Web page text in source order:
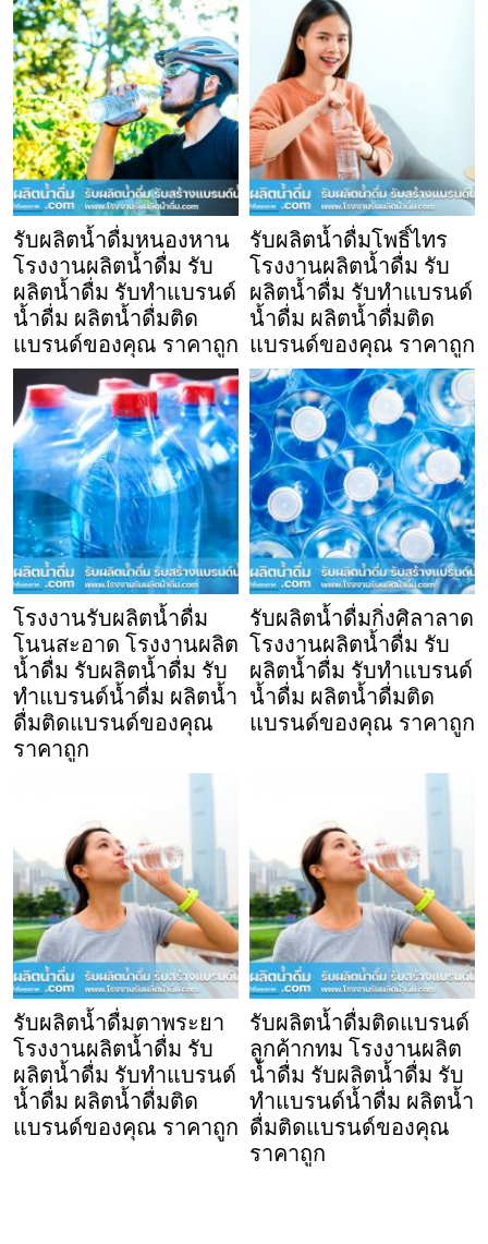
รับผลิตน้ำดื่มหนองหาน
โรงงานผลิตน้ำดื่ม รับ
ผลิตน้ำดื่ม รับทำแบรนด์
น้ำดื่ม ผลิตน้ำดื่มติด
แบรนด์ของคุณ ราคาถูก
รับผลิตน้ำดื่มโพธิ์ไทร
โรงงานผลิตน้ำดื่ม รับ
ผลิตน้ำดื่ม รับทำแบรนด์
น้ำดื่ม ผลิตน้ำดื่มติด
แบรนด์ของคุณ ราคาถูก
โรงงานรับผลิตน้ำดื่ม
โนนสะอาด โรงงานผลิต
น้ำดื่ม รับผลิตน้ำดื่ม รับ
ทำแบรนด์น้ำดื่ม ผลิตน้ำ
ดื่มติดแบรนด์ของคุณ
ราคาถูก
รับผลิตน้ำดื่มกิ่งศิลาลาด
โรงงานผลิตน้ำดื่ม รับ
ผลิตน้ำดื่ม รับทำแบรนด์
น้ำดื่ม ผลิตน้ำดื่มติด
แบรนด์ของคุณ ราคาถูก
รับผลิตน้ำดื่มตาพระยา
โรงงานผลิตน้ำดื่ม รับ
ผลิตน้ำดื่ม รับทำแบรนด์
น้ำดื่ม ผลิตน้ำดื่มติด
แบรนด์ของคุณ ราคาถูก
รับผลิตน้ำดื่มติดแบรนด์
ลูกค้ากทม โรงงานผลิต
น้ำดื่ม รับผลิตน้ำดื่ม รับ
ทำแบรนด์น้ำดื่ม ผลิตน้ำ
ดื่มติดแบรนด์ของคุณ
ราคาถูก